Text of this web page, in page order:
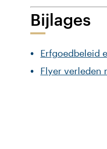
Bijlages
Erfgoedbeleid
Flyer verleden